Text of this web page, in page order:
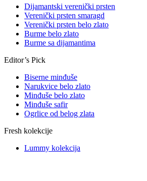
Dijamantski verenički prsten
Verenički prsten smaragd
Verenički prsten belo zlato
Burme belo zlato
Burme sa dijamantima
Editor’s Pick
Biserne minđuše
Narukvice belo zlato
Minđuše belo zlato
Minđuše safir
Ogrlice od belog zlata
Fresh kolekcije
Lummy kolekcija